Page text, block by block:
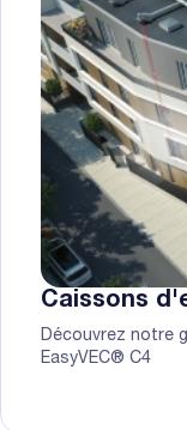
Caissons
Découvrez notre
EasyVEC® C4